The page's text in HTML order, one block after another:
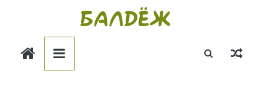
Балдёж